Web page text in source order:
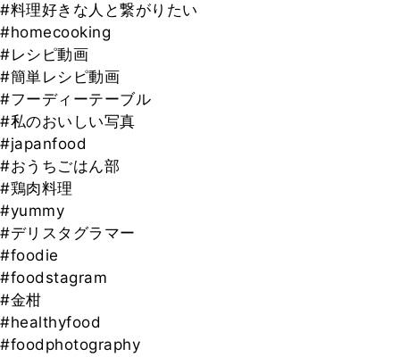
#料理好きな人と繋がりたい
#homecooking
#レシピ動画
#簡単レシピ動画
#フーディーテーブル
#私のおいしい写真
#japanfood
#おうちごはん部
#鶏肉料理
#yummy
#デリスタグラマー
#foodie
#foodstagram
#金柑
#healthyfood
#foodphotography